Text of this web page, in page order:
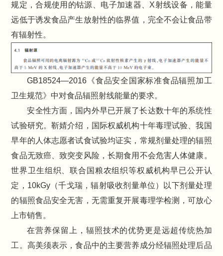
规定，合规使用的钴源、电子加速器、X射线设备，能量
远低于诱发食品产生放射性的临界值，完全不会让食品带
有辐射性。
GB18524—2016《食品安全国家标准食品辐照加工
卫生规范》中对食品辐照射线能量的要求。
安全性方面，国内外早已开展了长达数十年的系统性
试验研究。靳婧介绍，国际权威机构十年毒理试验、我国
早年的人体志愿者试食试验均证实，常规剂量处理的辐照
食品无致癌、致突变风险，长期食用不会危害人体健康。
世界卫生组织、联合国粮农组织等权威机构早已公开认
定，10kGy（千戈瑞‌，辐射吸收剂量单位）以下剂量处理
的辐照食品安全无害，无需重复开展毒理学检测，可放心
上市销售。
在营养保留上，辐照技术的优势更是远超传统热加
工。高美须表示，食品中的主要营养成分经辐照处理后品